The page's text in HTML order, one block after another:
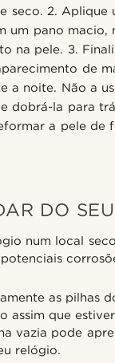
seco. 2. Aplique
um pano macio,
na pele. 3.
de
a noite. Não a
dobrá-la para
a pele de
DO
num local
as pilhas
assim que
vazia pode
relógio.